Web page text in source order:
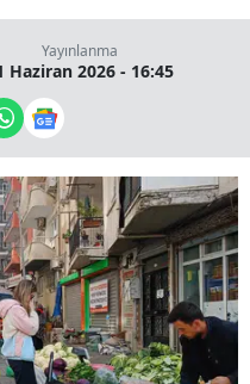
Yayınlanma
Haziran 2026 - 16:45